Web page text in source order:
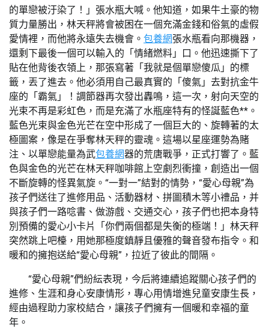
的單戀被汙染了！」張水瓶大喊。他知道，如果牛土豪的物
質力量勝出，林天秤將會被困在一個充滿金錢和俗氣的虛假
愛情裡，而他將永遠失去機會。 包養網張水瓶看向那機器，
還剩下最後一個可以輸入的「情緒燃料」口。他迅速撕下了
貼在他背後衣領上，那張寫著「我就是個單戀傻瓜」的標
籤，丟了進去。他必須用自己最真實的「傻氣」去對抗金牛
座的「霸氣」！調節器再次發出轟鳴，這一次，射向天空的
光束不再是彩虹色，而是充滿了水瓶座特有的怪誕藍色**。
藍色光束與金色光芒在空中形成了一個巨大的、旋轉著的太
極圖案，像是在爭奪林天秤的靈魂。這場以星座運勢為賭
注、以單戀能量為武包養網器的荒唐戰爭，正式打響了。藍
色與金色的光芒在林天秤咖啡館上空劇烈衝撞，創造出一個
不斷旋轉的怪異氣旋。“一對一”結對的情勢，“愛心母親”為
孩子們送往了進修用品、活動器材、拼圖積木等小禮品，并
與孩子們一路唸書、做游戲、交通交心，孩子們也把本身特
別預備的愛心小卡片「你們兩個都是失衡的極端！」林天秤
突然跳上吧檯，用她那極度鎮靜且優雅的聲音發布指令。和
暖和的擁抱送給“愛心母親”，拉近了彼此的間隔。
“愛心母親”們紛紜表現，今后將連續追蹤關心孩子們的
進修、生涯和身心安康情形，專心用情增進兒童安康生長，
經由過程助力家校結合，讓孩子們擁有一個暖和幸福的童
年。